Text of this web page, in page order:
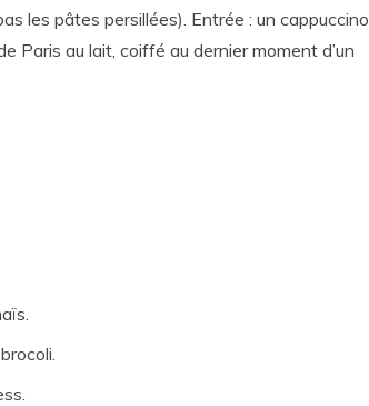
les pâtes persillées). Entrée : un cappuccino
Paris au lait, coiffé au dernier moment d’un